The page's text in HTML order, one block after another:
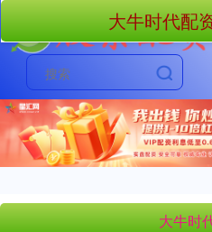
大牛时
大牛时代配